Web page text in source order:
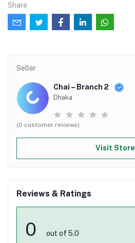
Share
Seller
Chai – Branch 2
Dhaka
(0 customer reviews)
Visit Store
Reviews & Ratings
0 out of 5.0